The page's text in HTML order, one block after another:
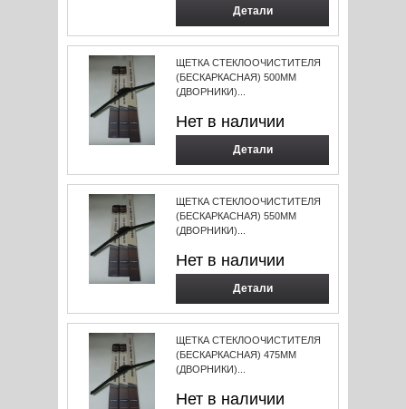
Детали
ЩЕТКА СТЕКЛООЧИСТИТЕЛЯ
(БЕСКАРКАСНАЯ) 500ММ
(ДВОРНИКИ)...
Нет в наличии
Детали
ЩЕТКА СТЕКЛООЧИСТИТЕЛЯ
(БЕСКАРКАСНАЯ) 550ММ
(ДВОРНИКИ)...
Нет в наличии
Детали
ЩЕТКА СТЕКЛООЧИСТИТЕЛЯ
(БЕСКАРКАСНАЯ) 475ММ
(ДВОРНИКИ)...
Нет в наличии